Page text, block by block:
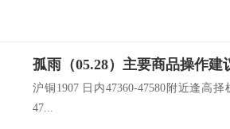
孤雨（05.28）主要商品操作建
沪铜1907 日内47360-47580附近逢高
47...